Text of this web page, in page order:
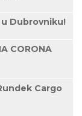
u Dubrovniku!
CORONA
Cargo